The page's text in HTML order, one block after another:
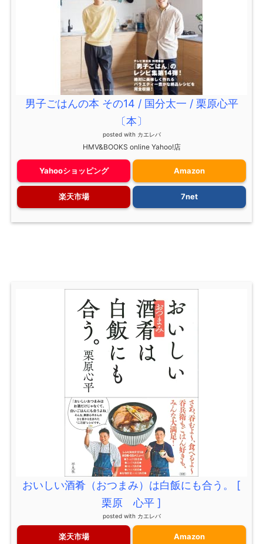
男子ごはんの本 その14 / 国分太一 / 栗原心平
〔本〕
posted with カエレバ
HMV&BOOKS online Yahoo!店
Yahooショッピング Amazon
楽天市場 7net
おいしい酒肴（おつまみ）は白飯にも合う。 [
栗原 心平 ]
posted with カエレバ
楽天市場 Amazon